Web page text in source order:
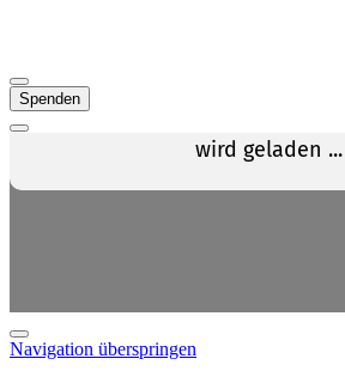
Spenden
Navigation überspringen